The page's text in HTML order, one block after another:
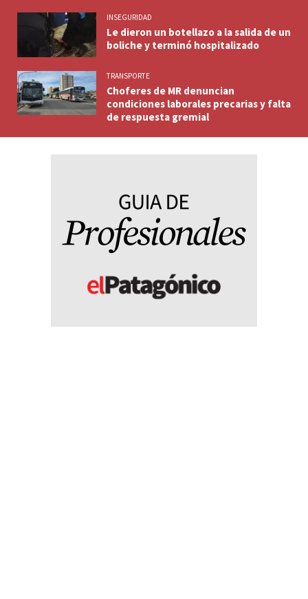
INSEGURIDAD
Le dieron un botellazo a la salida de un
boliche y terminó hospitalizado
TRANSPORTE
Choferes de MR denuncian
condiciones laborales precarias y falta
de respuesta gremial